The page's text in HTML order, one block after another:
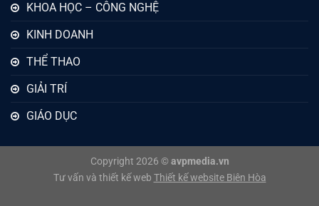
KHOA HỌC – CÔNG NGHỆ
KINH DOANH
THỂ THAO
GIẢI TRÍ
GIÁO DỤC
Copyright 2026 © avpmedia.vn
Tư vấn và thiết kế web Thiết kế website Biên Hòa